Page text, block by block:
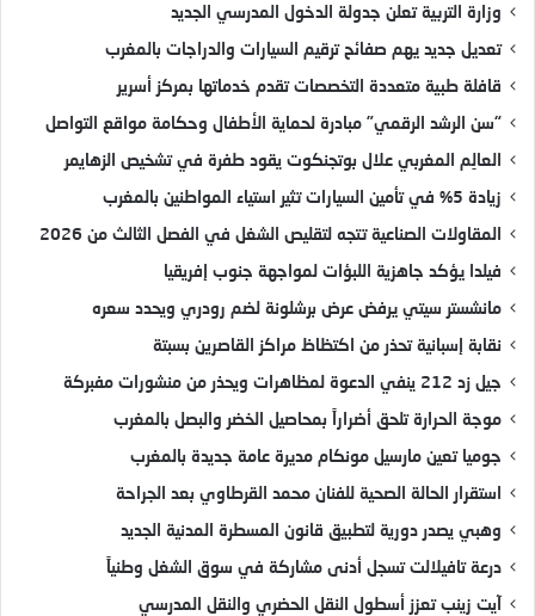
وزارة التربية تعلن جدولة الدخول المدرسي الجديد
تعديل جديد يهم صفائح ترقيم السيارات والدراجات بالمغرب
قافلة طبية متعددة التخصصات تقدم خدماتها بمركز أسرير
“سن الرشد الرقمي” مبادرة لحماية الأطفال وحكامة مواقع التواصل
العالِم المغربي علال بوتجنكوت يقود طفرة في تشخيص الزهايمر
زيادة 5% في تأمين السيارات تثير استياء المواطنين بالمغرب
المقاولات الصناعية تتجه لتقليص الشغل في الفصل الثالث من 2026
فيلدا يؤكد جاهزية اللبؤات لمواجهة جنوب إفريقيا
مانشستر سيتي يرفض عرض برشلونة لضم رودري ويحدد سعره
نقابة إسبانية تحذر من اكتظاظ مراكز القاصرين بسبتة
جيل زد 212 ينفي الدعوة لمظاهرات ويحذر من منشورات مفبركة
موجة الحرارة تلحق أضراراً بمحاصيل الخضر والبصل بالمغرب
جوميا تعين مارسيل مونكام مديرة عامة جديدة بالمغرب
استقرار الحالة الصحية للفنان محمد القرطاوي بعد الجراحة
وهبي يصدر دورية لتطبيق قانون المسطرة المدنية الجديد
درعة تافيلالت تسجل أدنى مشاركة في سوق الشغل وطنياً
آيت زينب تعزز أسطول النقل الحضري والنقل المدرسي